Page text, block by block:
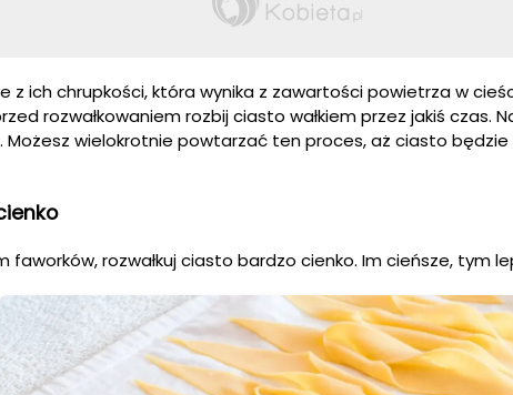
z ich chrupkości, która wynika z zawartości powietrza w
rozwałkowaniem rozbij ciasto wałkiem przez jakiś czas.
Możesz wielokrotnie powtarzać ten proces, aż ciasto będzie
faworków, rozwałkuj ciasto bardzo cienko. Im cieńsze, tym